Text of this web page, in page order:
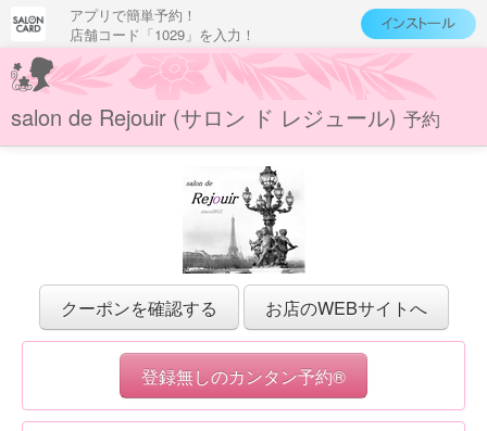
アプリで簡単予約！
店舗コード「1029」を入力！
salon de Rejouir (サロン ド レジュール) 予約
クーポンを確認する お店のWEBサイトへ
登録無しのカンタン予約®